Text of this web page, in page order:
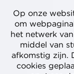
Op onze
om
het netwerk
middel van
afkomstig zijn.
cookies